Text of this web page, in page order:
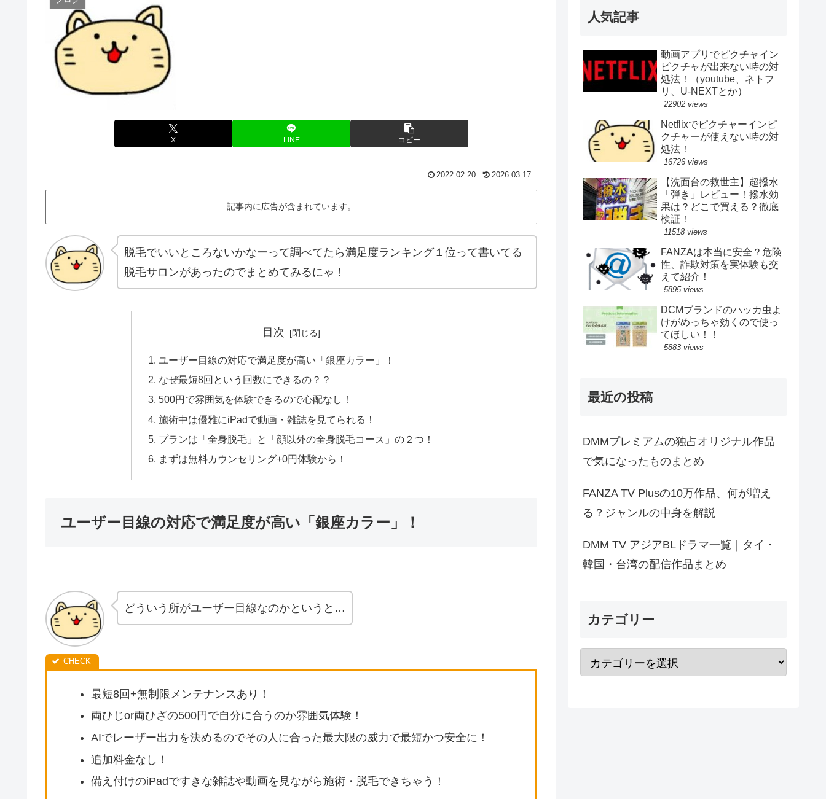
X LINE コピー
2022.02.20 2026.03.17
記事内に広告が含まれています。
脱毛でいいところないかなーって調べてたら満足度ランキング１位って書いてる
脱毛サロンがあったのでまとめてみるにゃ！
目次
ユーザー目線の対応で満足度が高い「銀座カラー」！
なぜ最短8回という回数にできるの？？
500円で雰囲気を体験できるので心配なし！
施術中は優雅にiPadで動画・雑誌を見てられる！
プランは「全身脱毛」と「顔以外の全身脱毛コース」の２つ！
まずは無料カウンセリング+0円体験から！
ユーザー目線の対応で満足度が高い「銀座カラー」！
どういう所がユーザー目線なのかというと…
最短8回+無制限メンテナンスあり！
両ひじor両ひざの500円で自分に合うのか雰囲気体験！
AIでレーザー出力を決めるのでその人に合った最大限の威力で最短かつ安全に！
追加料金なし！
備え付けのiPadですきな雑誌や動画を見ながら施術・脱毛できちゃう！
人気記事
動画アプリでピクチャイン
ピクチャが出来ない時の対
処法！（youtube、ネトフ
リ、U-NEXTとか）
22902 views
Netflixでピクチャーインピ
クチャーが使えない時の対
処法！
16726 views
【洗面台の救世主】超撥水
「弾き」レビュー！撥水効
果は？どこで買える？徹底
検証！
11518 views
FANZAは本当に安全？危険
性、詐欺対策を実体験も交
えて紹介！
5895 views
DCMブランドのハッカ虫よ
けがめっちゃ効くので使っ
てほしい！！
5883 views
最近の投稿
DMMプレミアムの独占オリジナル作品
で気になったものまとめ
FANZA TV Plusの10万作品、何が増え
る？ジャンルの中身を解説
DMM TV アジアBLドラマ一覧｜タイ・
韓国・台湾の配信作品まとめ
カテゴリー